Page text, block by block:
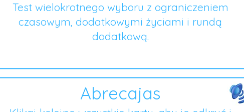
Test wielokrotnego wyboru z ograniczeniem
czasowym, dodatkowymi życiami i rundą
dodatkową.
Abrecajas